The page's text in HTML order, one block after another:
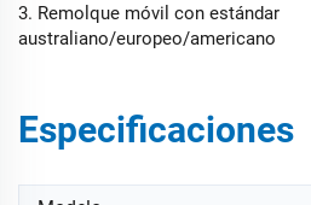
3. Remolque móvil con estándar
australiano/europeo/americano
Especificaciones